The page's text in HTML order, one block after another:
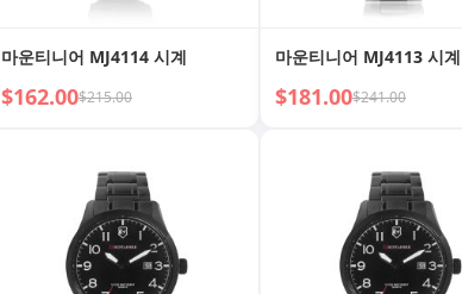
마운티니어 MJ4114 시계
$162.00$215.00
마운티니어 MJ4113 시계
$181.00$241.00